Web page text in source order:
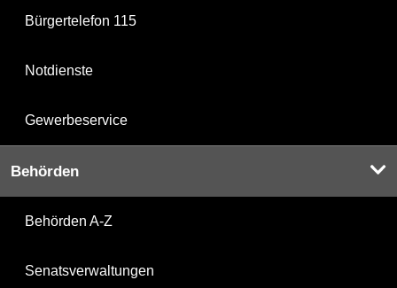
Bürgertelefon 115
Notdienste
Gewerbeservice
Behörden
Behörden A-Z
Senatsverwaltungen